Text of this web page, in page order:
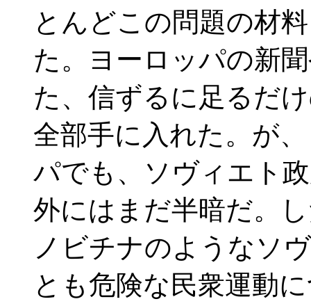
とんどこの問題の材
た。ヨーロッパの新
た、信ずるに足るだ
全部手に入れた。が
パでも、ソヴィエト
外にはまだ半暗だ。
ノビチナのようなソ
とも危険な民衆運動